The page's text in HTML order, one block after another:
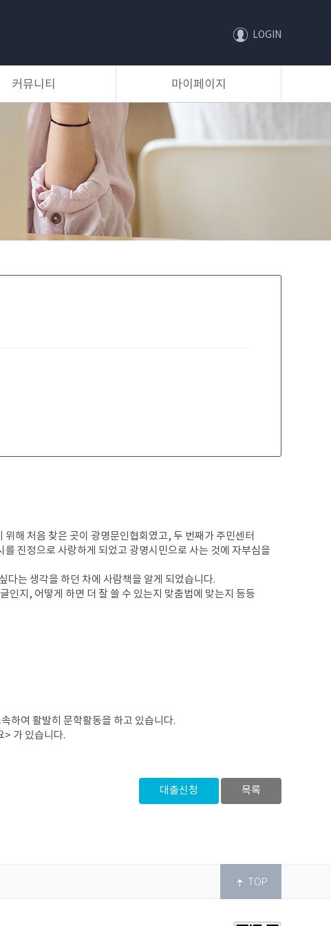
LOGIN
커뮤니티 마이페이지
대출 현황
등록 및 대출신청 관리
해 처음 찾은 곳이 광명문인협회였고, 두 번째가 주민센터
진정으로 사랑하게 되었고 광명시민으로 사는 것에 자부심을
다는 생각을 하던 차에 사람책을 알게 되었습니다.
인지, 어떻게 하면 더 잘 쓸 수 있는지 맞춤법에 맞는지 등등
하여 활발히 문학활동을 하고 있습니다.
> 가 있습니다.
대출신청 목록
TOP